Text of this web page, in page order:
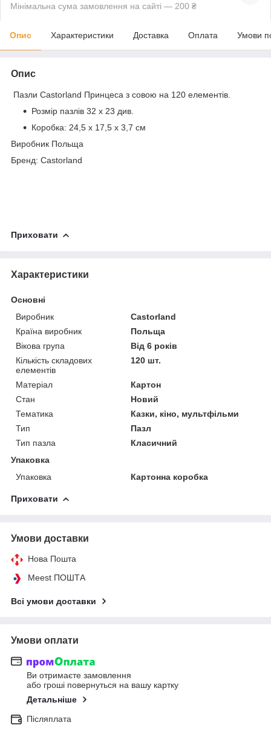
Мінімальна сума замовлення на сайті — 200 ₴
Опис Характеристики Доставка Оплата Умови
Опис
Пазли Castorland Принцеса з совою на 120 елементів.
Розмір пазлів 32 x 23 див.
Коробка: 24,5 х 17,5 х 3,7 см
Виробник Польща
Бренд: Castorland
Приховати
Характеристики
Основні
Виробник
Castorland
Країна виробник
Польща
Вікова група
Від 6 років
Кількість складових
елементів
120 шт.
Матеріал
Картон
Стан
Новий
Тематика
Казки, кіно, мультфільми
Тип
Пазл
Тип пазла
Класичний
Упаковка
Упаковка
Картонна коробка
Приховати
Умови доставки
Нова Пошта
Meest ПОШТА
Всі умови доставки
Умови оплати
Ви отримаєте замовлення
або гроші повернуться на вашу картку
Детальніше
Післяплата